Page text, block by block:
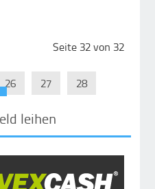
Seite 32 von 32
26 27
28
leihen